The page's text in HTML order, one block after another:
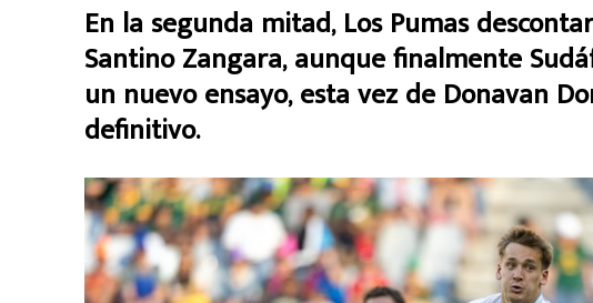
En la segunda mitad, Los Pumas
Santino Zangara, aunque finalmente
un nuevo ensayo, esta vez de Donavan
definitivo.